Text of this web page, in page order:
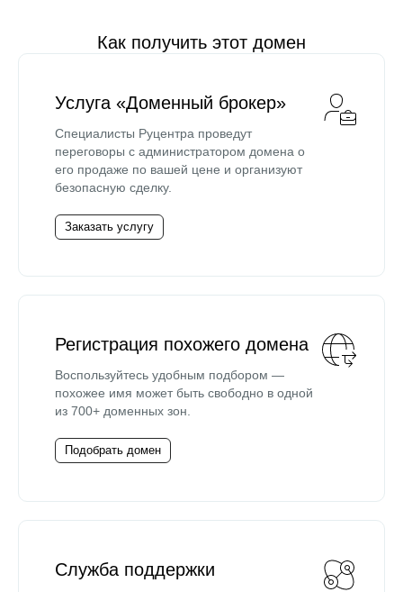
Как получить этот домен
Услуга «Доменный брокер»
Специалисты Руцентра проведут
переговоры с администратором домена о
его продаже по вашей цене и организуют
безопасную сделку.
Заказать услугу
Регистрация похожего домена
Воспользуйтесь удобным подбором —
похожее имя может быть свободно в одной
из 700+ доменных зон.
Подобрать домен
Служба поддержки